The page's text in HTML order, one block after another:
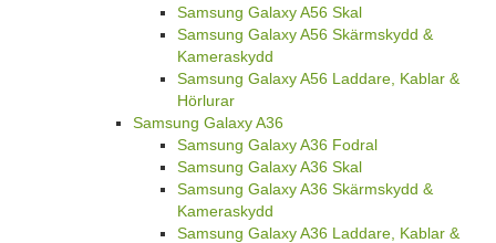
Samsung Galaxy A56 Skal
Samsung Galaxy A56 Skärmskydd &
Kameraskydd
Samsung Galaxy A56 Laddare, Kablar &
Hörlurar
Samsung Galaxy A36
Samsung Galaxy A36 Fodral
Samsung Galaxy A36 Skal
Samsung Galaxy A36 Skärmskydd &
Kameraskydd
Samsung Galaxy A36 Laddare, Kablar &